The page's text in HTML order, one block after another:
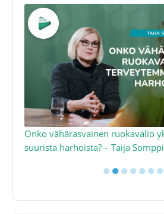
Onko vähärasvainen ruokavalio
suurista harhoista? – Taija Somppi
●●●●●●●